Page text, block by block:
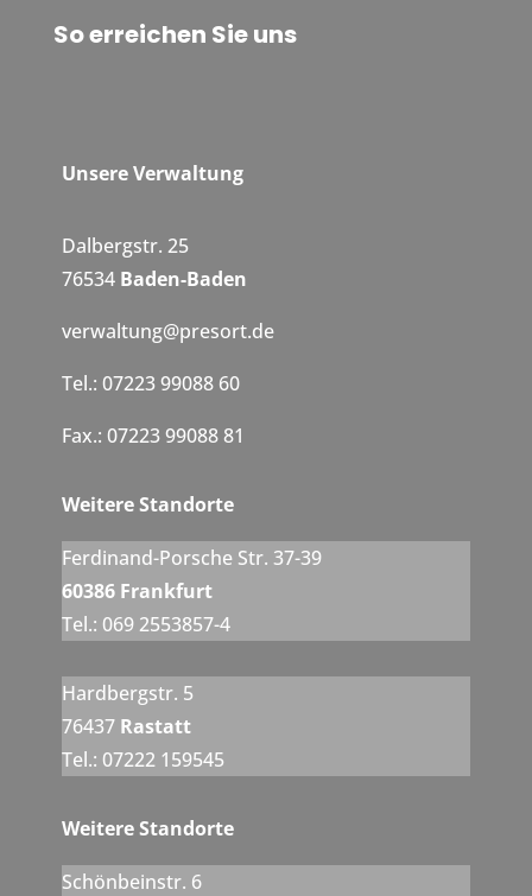
So erreichen Sie uns
Unsere Verwaltung
Dalbergstr. 25
76534 Baden-Baden
verwaltung@presort.de
Tel.: 07223 99088 60
Fax.: 07223 99088 81
Weitere Standorte
Ferdinand-Porsche Str. 37-39
60386 Frankfurt
Tel.: 069 2553857-4
Hardbergstr. 5
76437 Rastatt
Tel.: 07222 159545
Weitere Standorte
Schönbeinstr. 6